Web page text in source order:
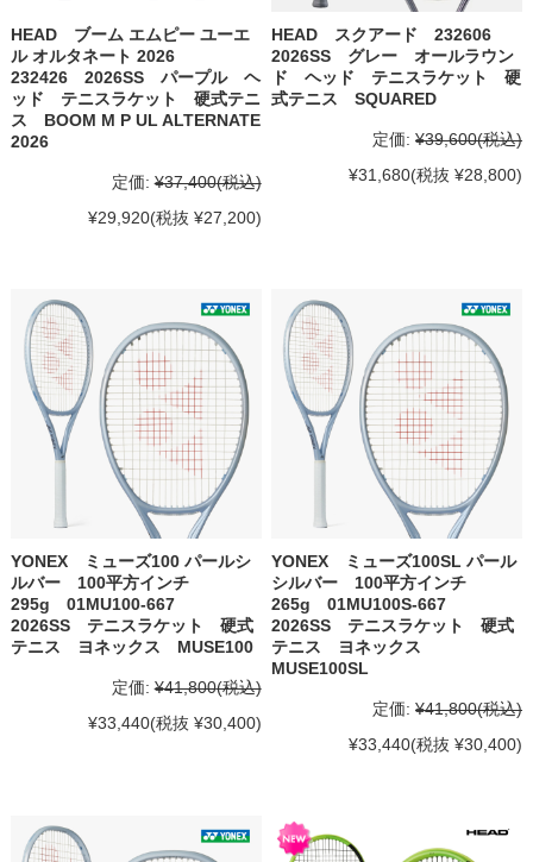
HEAD ブーム エムピー ユーエ
ル オルタネート 2026
232426 2026SS パープル ヘ
ッド テニスラケット 硬式テニ
ス BOOM M P UL ALTERNATE
2026
定価: ¥37,400(税込)
¥29,920(税抜 ¥27,200)
HEAD スクアード 232606
2026SS グレー オールラウン
ド ヘッド テニスラケット 硬
式テニス SQUARED
定価: ¥39,600(税込)
¥31,680(税抜 ¥28,800)
YONEX ミューズ100 パールシ
ルバー 100平方インチ
295g 01MU100-667
2026SS テニスラケット 硬式
テニス ヨネックス MUSE100
定価: ¥41,800(税込)
¥33,440(税抜 ¥30,400)
YONEX ミューズ100SL パール
シルバー 100平方インチ
265g 01MU100S-667
2026SS テニスラケット 硬式
テニス ヨネックス
MUSE100SL
定価: ¥41,800(税込)
¥33,440(税抜 ¥30,400)